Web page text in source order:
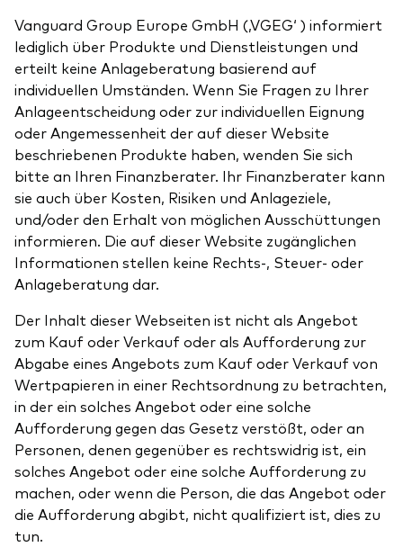
Vanguard Group Europe GmbH (‚VGEG‘ ) informiert
lediglich über Produkte und Dienstleistungen und
erteilt keine Anlageberatung basierend auf
individuellen Umständen. Wenn Sie Fragen zu Ihrer
Anlageentscheidung oder zur individuellen Eignung
oder Angemessenheit der auf dieser Website
beschriebenen Produkte haben, wenden Sie sich
bitte an Ihren Finanzberater. Ihr Finanzberater kann
sie auch über Kosten, Risiken und Anlageziele,
und/oder den Erhalt von möglichen Ausschüttungen
informieren. Die auf dieser Website zugänglichen
Informationen stellen keine Rechts-, Steuer- oder
Anlageberatung dar.
Der Inhalt dieser Webseiten ist nicht als Angebot
zum Kauf oder Verkauf oder als Aufforderung zur
Abgabe eines Angebots zum Kauf oder Verkauf von
Wertpapieren in einer Rechtsordnung zu betrachten,
in der ein solches Angebot oder eine solche
Aufforderung gegen das Gesetz verstößt, oder an
Personen, denen gegenüber es rechtswidrig ist, ein
solches Angebot oder eine solche Aufforderung zu
machen, oder wenn die Person, die das Angebot oder
die Aufforderung abgibt, nicht qualifiziert ist, dies zu
tun.